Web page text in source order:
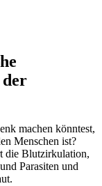
machen könntest,
Menschen ist?
die Blutzirkulation,
Parasiten und